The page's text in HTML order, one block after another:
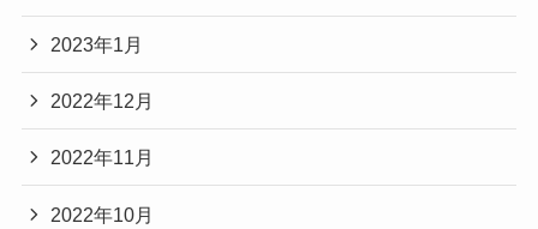
2023年1月
2022年12月
2022年11月
2022年10月